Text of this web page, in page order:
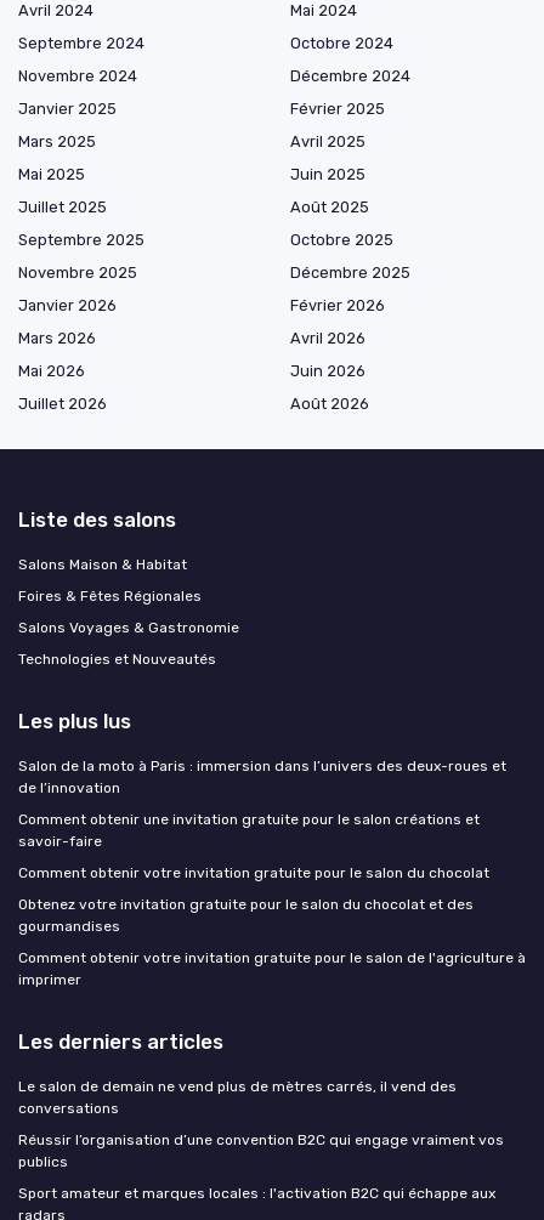
Avril 2024
Mai 2024
Septembre 2024
Octobre 2024
Novembre 2024
Décembre 2024
Janvier 2025
Février 2025
Mars 2025
Avril 2025
Mai 2025
Juin 2025
Juillet 2025
Août 2025
Septembre 2025
Octobre 2025
Novembre 2025
Décembre 2025
Janvier 2026
Février 2026
Mars 2026
Avril 2026
Mai 2026
Juin 2026
Juillet 2026
Août 2026
Liste des salons
Salons Maison & Habitat
Foires & Fêtes Régionales
Salons Voyages & Gastronomie
Technologies et Nouveautés
Les plus lus
Salon de la moto à Paris : immersion dans l’univers des deux-roues et
de l’innovation
Comment obtenir une invitation gratuite pour le salon créations et
savoir-faire
Comment obtenir votre invitation gratuite pour le salon du chocolat
Obtenez votre invitation gratuite pour le salon du chocolat et des
gourmandises
Comment obtenir votre invitation gratuite pour le salon de l'agriculture à
imprimer
Les derniers articles
Le salon de demain ne vend plus de mètres carrés, il vend des
conversations
Réussir l’organisation d’une convention B2C qui engage vraiment vos
publics
Sport amateur et marques locales : l'activation B2C qui échappe aux
radars